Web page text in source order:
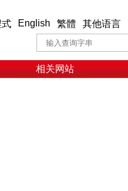
式 English 繁體 其他语言
相关网站